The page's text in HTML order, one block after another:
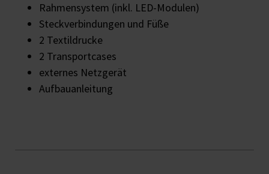
Rahmensystem (inkl. LED-Modulen)
Steckverbindungen und Füße
2 Textildrucke
2 Transportcases
externes Netzgerät
Aufbauanleitung